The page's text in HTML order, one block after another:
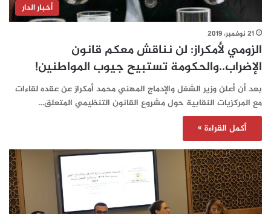
أخبار الدار
21 نوفمبر، 2019
الزومي لأمكراز: لن نناقش معكم قانون
الإضراب..والحكومة تستبيح جيوب المواطنين!
بعد أن أعلن وزير الشغل والإدماج المهني محمد أمكراز عن عقده لقاءات
مع المركزيات النقابية حول مشروع القانون التنظيمي المتعلق…
أكمل القراءة »